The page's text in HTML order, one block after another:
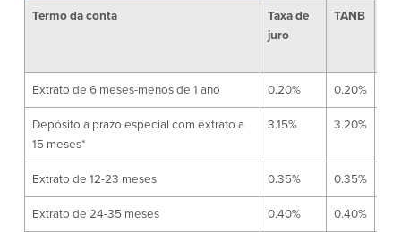
Português
Español
Termo da conta
Taxa de
juro
TANB
Extrato de 6 meses-menos de 1 ano 0.20% 0.20%
Depósito a prazo especial com extrato a
15 meses*
3.15% 3.20%
Extrato de 12-23 meses 0.35% 0.35%
Extrato de 24-35 meses 0.40% 0.40%